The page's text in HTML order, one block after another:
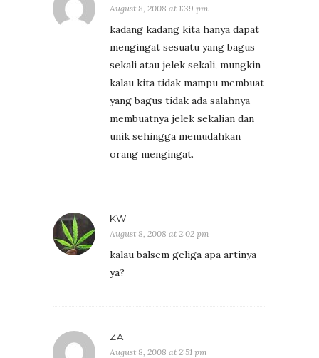
August 8, 2008 at 1:39 pm
kadang kadang kita hanya dapat
mengingat sesuatu yang bagus
sekali atau jelek sekali, mungkin
kalau kita tidak mampu membuat
yang bagus tidak ada salahnya
membuatnya jelek sekalian dan
unik sehingga memudahkan
orang mengingat.
KW
August 8, 2008 at 2:02 pm
kalau balsem geliga apa artinya
ya?
ZA
August 8, 2008 at 2:51 pm